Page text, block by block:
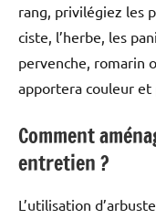
rang, privilégiez les
ciste, l’herbe, les
pervenche, romarin
apportera couleur et
Comment
entretien ?
L’utilisation